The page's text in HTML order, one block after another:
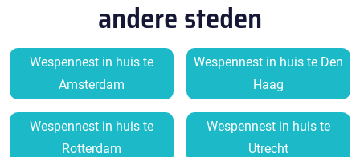
andere steden
Wespennest in huis te
Amsterdam
Wespennest in huis te Den
Haag
Wespennest in huis te
Rotterdam
Wespennest in huis te
Utrecht